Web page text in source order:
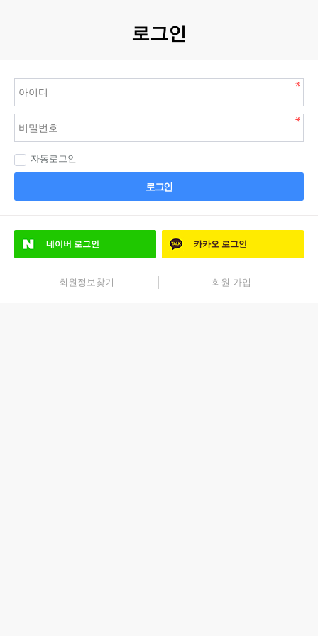
로그인
자동로그인
로그인
네이버 로그인 카카오 로그인
회원정보찾기 회원 가입